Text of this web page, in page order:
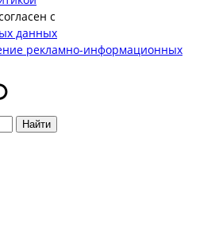
с
данных
рекламно-информационных
Найти